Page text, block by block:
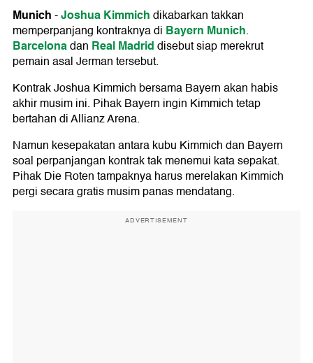
Munich-Joshua Kimmichdikabarkan takkan
memperpanjang kontraknya di Bayern Munich.
Barcelonadan Real Madriddisebut siap merekrut
pemain asal Jerman tersebut.
Kontrak Joshua Kimmich bersama Bayern akan habis
akhir musim ini. Pihak Bayern ingin Kimmich tetap
bertahan di Allianz Arena.
Namun kesepakatan antara kubu Kimmich dan Bayern
soal perpanjangan kontrak tak menemui kata sepakat.
Pihak Die Roten tampaknya harus merelakan Kimmich
pergi secara gratis musim panas mendatang.
ADVERTISEMENT